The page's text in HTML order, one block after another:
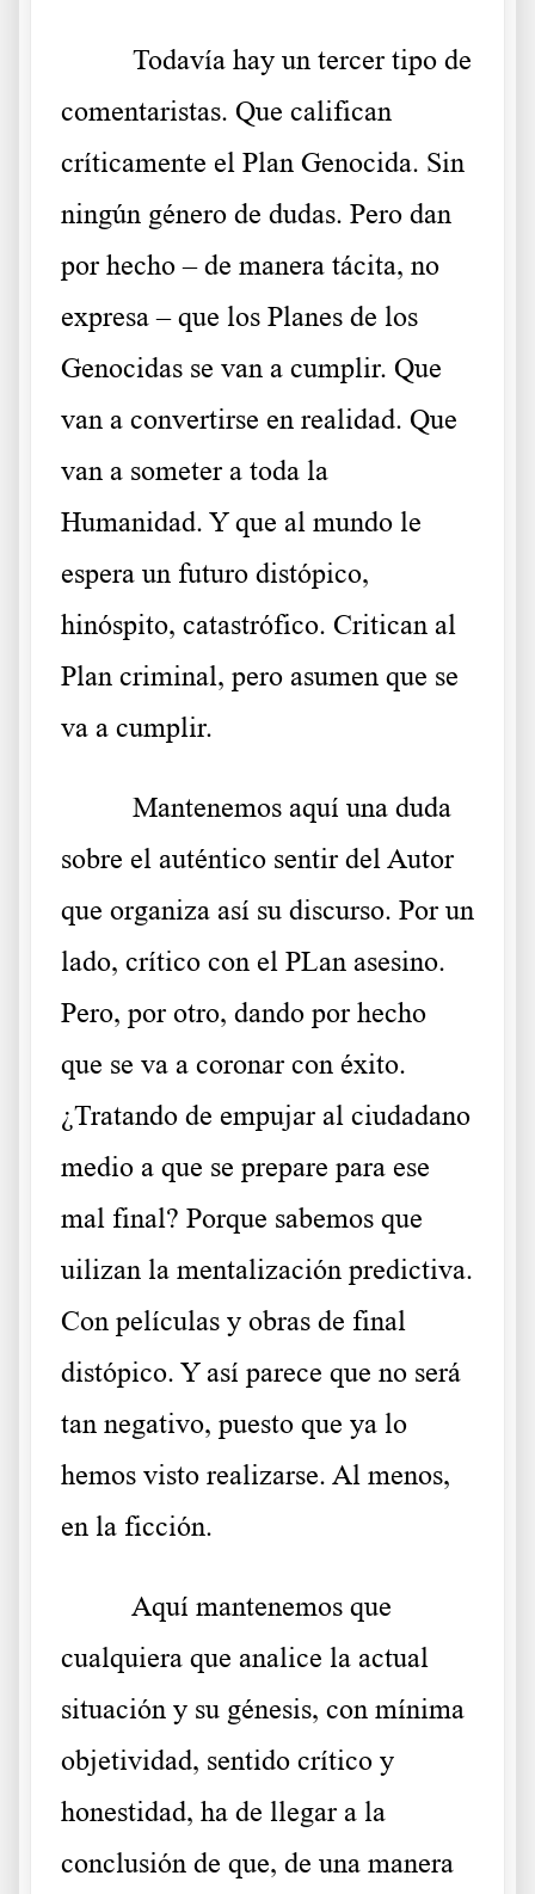
Todavía hay un tercer tipo de
comentaristas. Que califican
críticamente el Plan Genocida. Sin
ningún género de dudas. Pero dan
por hecho – de manera tácita, no
expresa – que los Planes de los
Genocidas se van a cumplir. Que
van a convertirse en realidad. Que
van a someter a toda la
Humanidad. Y que al mundo le
espera un futuro distópico,
hinóspito, catastrófico. Critican al
Plan criminal, pero asumen que se
va a cumplir.
Mantenemos aquí una duda
sobre el auténtico sentir del Autor
que organiza así su discurso. Por un
lado, crítico con el PLan asesino.
Pero, por otro, dando por hecho
que se va a coronar con éxito.
¿Tratando de empujar al ciudadano
medio a que se prepare para ese
mal final? Porque sabemos que
uilizan la mentalización predictiva.
Con películas y obras de final
distópico. Y así parece que no será
tan negativo, puesto que ya lo
hemos visto realizarse. Al menos,
en la ficción.
Aquí mantenemos que
cualquiera que analice la actual
situación y su génesis, con mínima
objetividad, sentido crítico y
honestidad, ha de llegar a la
conclusión de que, de una manera